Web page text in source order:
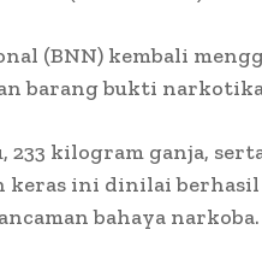
(BNN) kembali
barang bukti
233 kilogram ganja,
keras ini dinilai
bahaya narkoba.